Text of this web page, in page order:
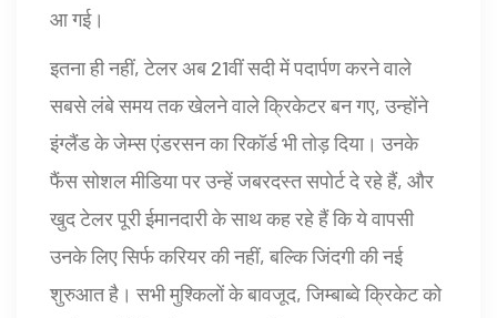
आ गई।
इतना ही नहीं, टेलर अब 21वीं सदी में पदार्पण करने वाले
सबसे लंबे समय तक खेलने वाले क्रिकेटर बन गए, उन्होंने
इंग्लैंड के जेम्स एंडरसन का रिकॉर्ड भी तोड़ दिया। उनके
फैंस सोशल मीडिया पर उन्हें जबरदस्त सपोर्ट दे रहे हैं, और
खुद टेलर पूरी ईमानदारी के साथ कह रहे हैं कि ये वापसी
उनके लिए सिर्फ करियर की नहीं, बल्कि जिंदगी की नई
शुरुआत है। सभी मुश्किलों के बावजूद, जिम्बाब्वे क्रिकेट को